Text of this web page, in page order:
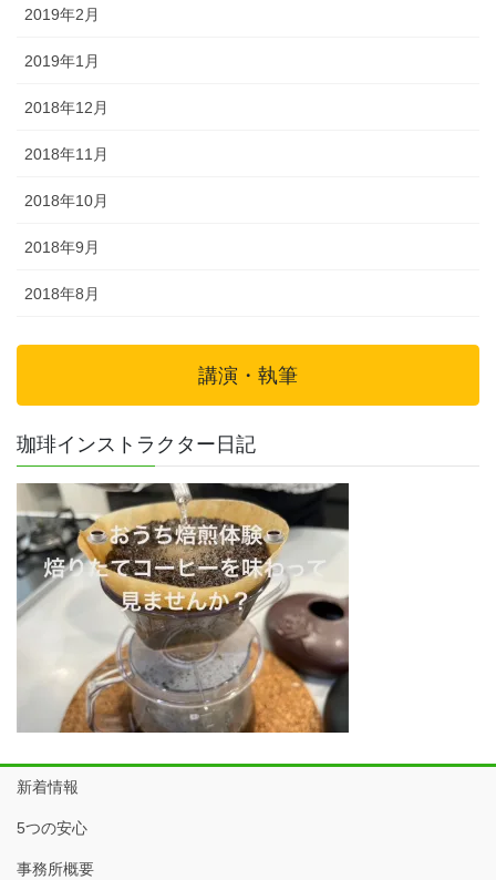
2019年2月
2019年1月
2018年12月
2018年11月
2018年10月
2018年9月
2018年8月
講演・執筆
珈琲インストラクター日記
新着情報
5つの安心
事務所概要